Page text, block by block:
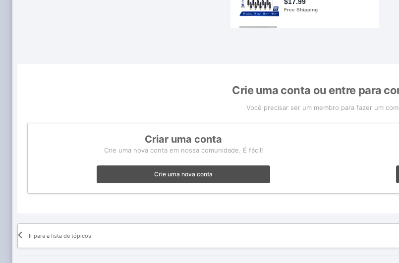
Crie uma conta ou entre para
Você precisar ser um membro para fazer um
Criar uma conta
Crie uma nova conta em nossa comunidade. É fácil!
Crie uma nova conta
Ir para a lista de tópicos